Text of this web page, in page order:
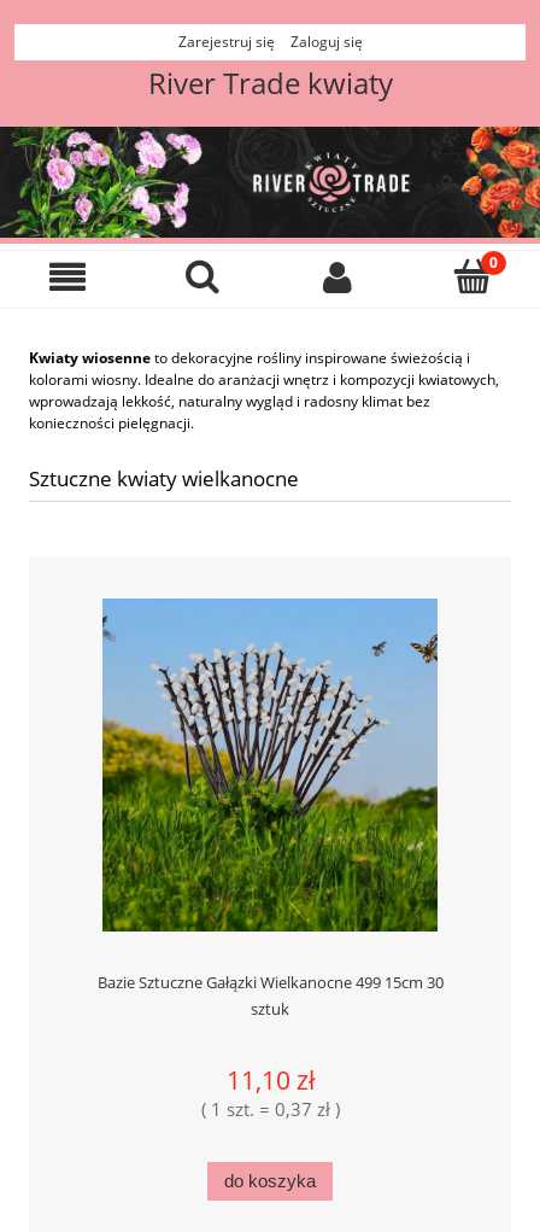
Zarejestruj się Zaloguj się
River Trade kwiaty
Kwiaty wiosenneto dekoracyjne rośliny inspirowane świeżością i
kolorami wiosny. Idealne do aranżacji wnętrz i kompozycji kwiatowych,
wprowadzają lekkość, naturalny wygląd i radosny klimat bez
konieczności pielęgnacji.
Sztuczne kwiaty wielkanocne
Bazie Sztuczne Gałązki Wielkanocne 499 15cm 30
sztuk
11,10 zł
( 1 szt. = 0,37 zł )
do koszyka